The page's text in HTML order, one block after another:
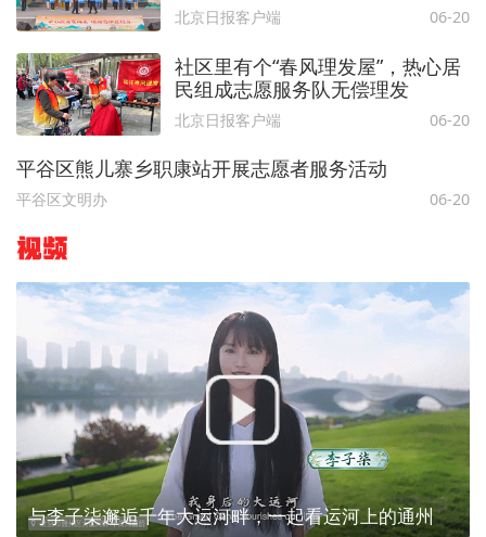
北京日报客户端 06-20
社区里有个“春风理发屋”，热心居
民组成志愿服务队无偿理发
北京日报客户端 06-20
平谷区熊儿寨乡职康站开展志愿者服务活动
平谷区文明办 06-20
视频
与李子柒邂逅千年大运河畔，一起看运河上的通州